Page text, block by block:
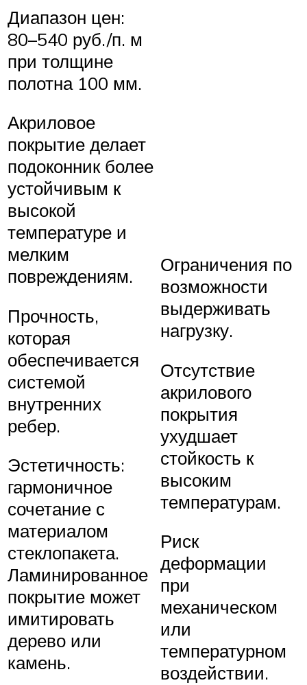
Диапазон цен:
80–540 руб./п. м
при толщине
полотна 100 мм.
Акриловое
покрытие делает
подоконник более
устойчивым к
высокой
температуре и
мелким
повреждениям.
Прочность,
которая
обеспечивается
системой
внутренних
ребер.
Эстетичность:
гармоничное
сочетание с
материалом
стеклопакета.
Ламинированное
покрытие может
имитировать
дерево или
камень.
Ограничения по
возможности
выдерживать
нагрузку.
Отсутствие
акрилового
покрытия
ухудшает
стойкость к
высоким
температурам.
Риск
деформации
при
механическом
или
температурном
воздействии.